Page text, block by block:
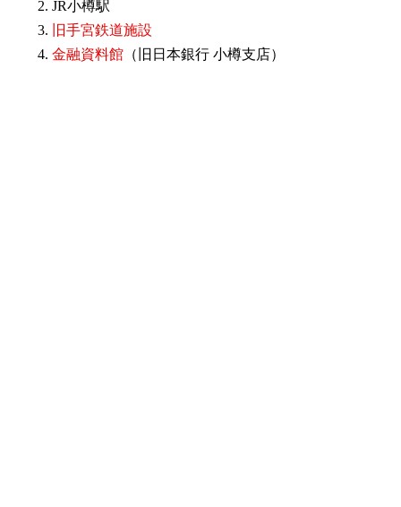
JR小樽駅
旧手宮鉄道施設
金融資料館 （旧日本銀行 小樽支店）